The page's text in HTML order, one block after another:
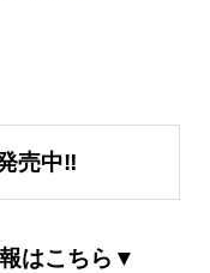
売中‼
はこちら▼